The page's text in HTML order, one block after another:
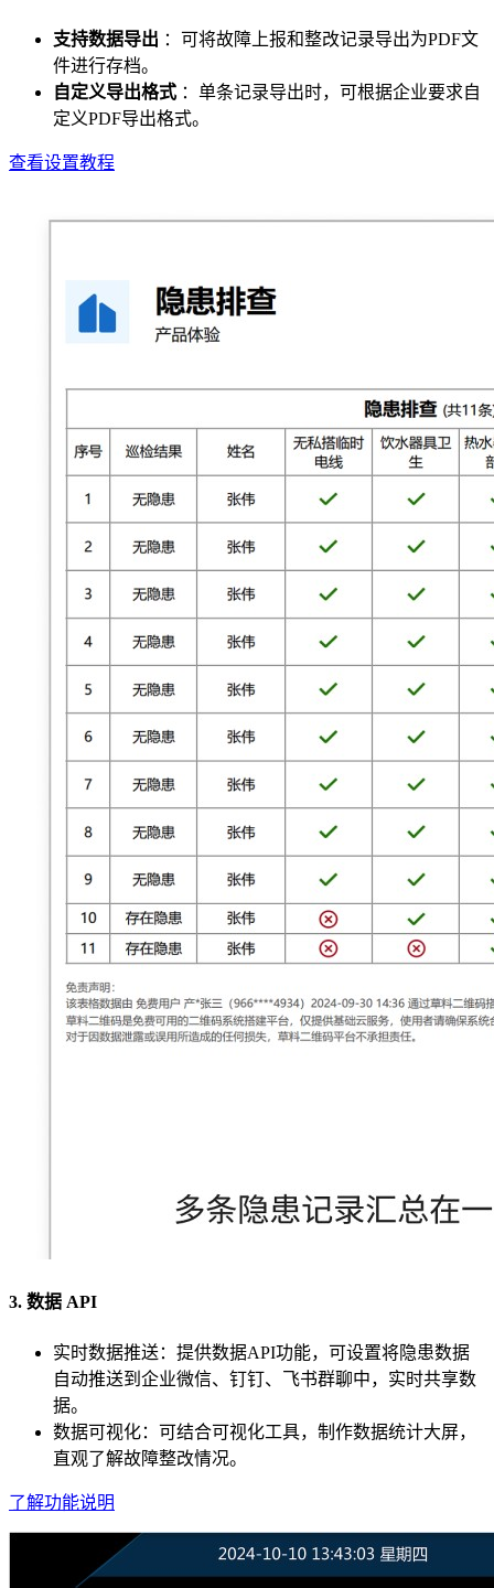
支持数据导出 ：可将故障上报和整改记录导出为PDF文
件进行存档。
自定义导出格式 ：单条记录导出时，可根据企业要求自
定义PDF导出格式。
查看设置教程
3. 数据 API
实时数据推送：提供数据API功能，可设置将隐患数据
自动推送到企业微信、钉钉、飞书群聊中，实时共享数
据。
数据可视化：可结合可视化工具，制作数据统计大屏，
直观了解故障整改情况。
了解功能说明